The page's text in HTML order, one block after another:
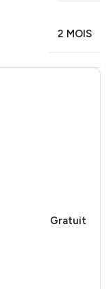
2 MOIS
Gratuit